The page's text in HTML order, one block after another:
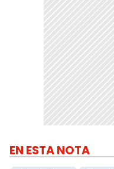
EN ESTA NOTA